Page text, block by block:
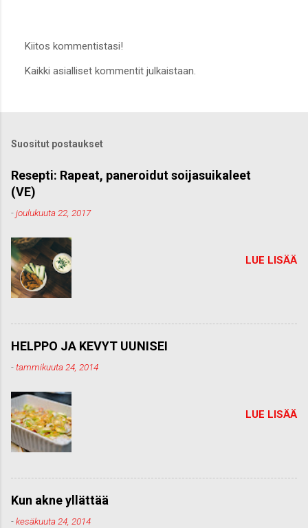
ä
o
m
e
n
Kiitos kommentistasi!
Kaikki asialliset kommentit julkaistaan.
Suositut postaukset
Resepti: Rapeat, paneroidut soijasuikaleet
(VE)
-joulukuuta 22, 2017
LUE LISÄÄ
HELPPO JA KEVYT UUNISEI
-tammikuuta 24, 2014
LUE LISÄÄ
Kun akne yllättää
-kesäkuuta 24, 2014